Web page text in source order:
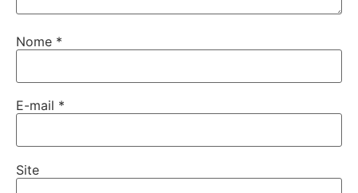
Nome *
E-mail *
Site